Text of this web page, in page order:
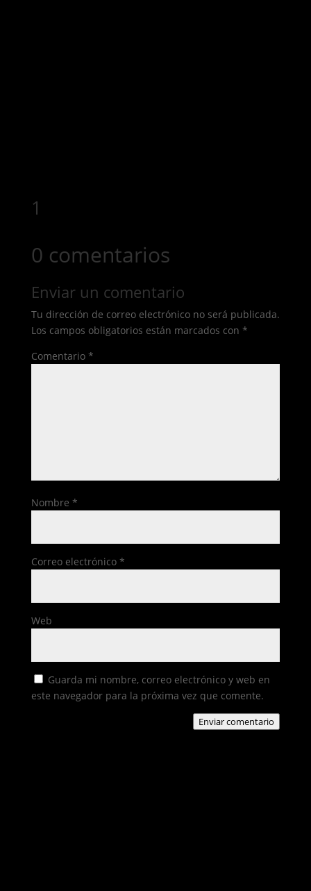
1
0 comentarios
Enviar un comentario
Tu dirección de correo electrónico no será publicada.
Los campos obligatorios están marcados con *
Comentario *
Nombre *
Correo electrónico *
Web
Guarda mi nombre, correo electrónico y web en
este navegador para la próxima vez que comente.
Enviar comentario